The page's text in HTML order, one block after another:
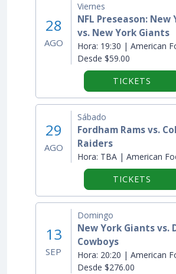
28
AGO
Viernes
NFL Preseason: New
vs. New York Giants
Hora: 19:30 | American
Desde $59.00
TICKETS
29
AGO
Sábado
Fordham Rams vs.
Raiders
Hora: TBA | American
TICKETS
13
SEP
Domingo
New York Giants vs.
Cowboys
Hora: 20:20 | American
Desde $276.00